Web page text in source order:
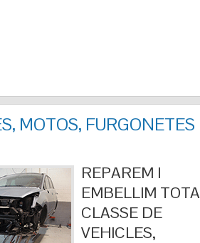
MOTOS, FURGONETES
REPAREM I
EMBELLIM TOTA
CLASSE DE
VEHICLES,